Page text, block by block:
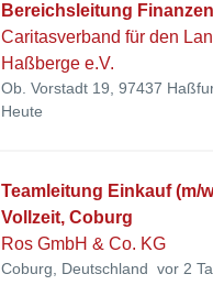
Bereichsleitung
Caritasverband für den
Haßberge e.V.
Ob. Vorstadt 19, 97437
Deutschland
Veröffentlicht
Heute
Teamleitung Einkauf (m/
Vollzeit, Coburg
Ros GmbH & Co. KG
Coburg, Deutschland vor 2